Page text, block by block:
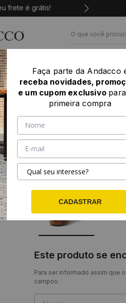
frete é grátis!
juros
Sandália
14288CR
SKU: 14288CR
SELECIONE
SELECIONECORES
Este produto se
Para ser informado assim que
campos:
Faça parte da Andacco
receba novidades,
e um cupom exclusivo
primeira compra
CADASTRAR